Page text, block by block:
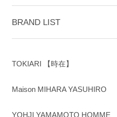
BRAND LIST
TOKIARI 【時在】
Maison MIHARA YASUHIRO
YOHJI YAMAMOTO HOMME